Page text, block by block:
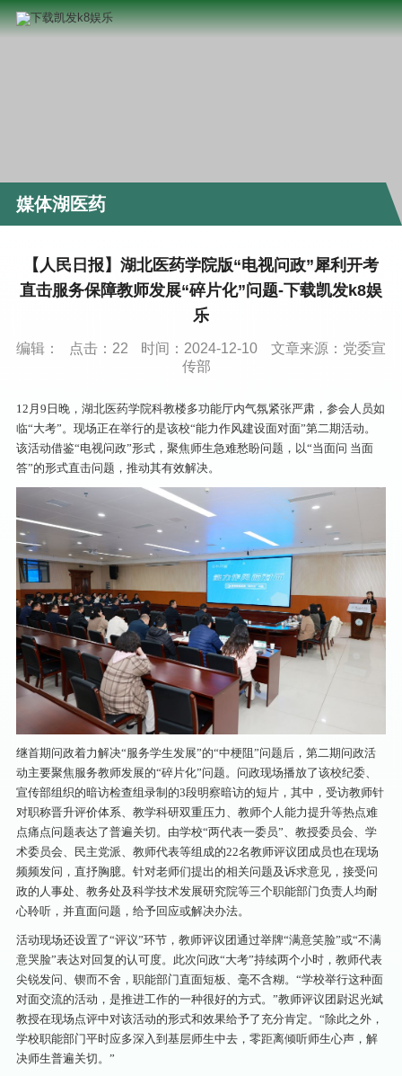
媒体湖医药
【人民日报】湖北医药学院版“电视问政”犀利开考
直击服务保障教师发展“碎片化”问题-下载凯发k8娱
乐
编辑： 点击： 22 时间：2024-12-10
文章来源：党委宣
传部
12月9日晚，湖北医药学院科教楼多功能厅内气氛紧张严肃，参会人员如
临“大考”。现场正在举行的是该校“能力作风建设面对面”第二期活动。
该活动借鉴“电视问政”形式，聚焦师生急难愁盼问题，以“当面问 当面
答”的形式直击问题，推动其有效解决。
继首期问政着力解决“服务学生发展”的“中梗阻”问题后，第二期问政活
动主要聚焦服务教师发展的“碎片化”问题。问政现场播放了该校纪委、
宣传部组织的暗访检查组录制的3段明察暗访的短片，其中，受访教师针
对职称晋升评价体系、教学科研双重压力、教师个人能力提升等热点难
点痛点问题表达了普遍关切。由学校“两代表一委员”、教授委员会、学
术委员会、民主党派、教师代表等组成的22名教师评议团成员也在现场
频频发问，直抒胸臆。针对老师们提出的相关问题及诉求意见，接受问
政的人事处、教务处及科学技术发展研究院等三个职能部门负责人均耐
心聆听，并直面问题，给予回应或解决办法。
活动现场还设置了“评议”环节，教师评议团通过举牌“满意笑脸”或“不满
意哭脸”表达对回复的认可度。此次问政“大考”持续两个小时，教师代表
尖锐发问、锲而不舍，职能部门直面短板、毫不含糊。“学校举行这种面
对面交流的活动，是推进工作的一种很好的方式。”教师评议团尉迟光斌
教授在现场点评中对该活动的形式和效果给予了充分肯定。“除此之外，
学校职能部门平时应多深入到基层师生中去，零距离倾听师生心声，解
决师生普遍关切。”